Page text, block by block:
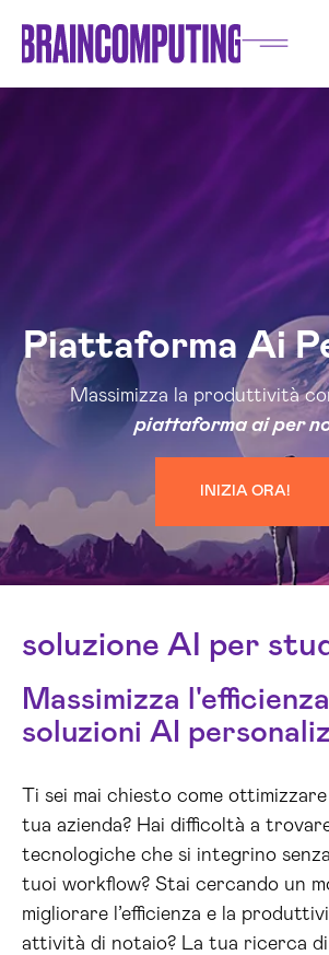
Piattaforma Ai
Massimizza la produttività
piattaforma ai per
INIZIA ORA!
soluzione AI per
Massimizza
soluzioni AI
Ti sei mai chiesto come
tua azienda? Hai difficoltà a
tecnologiche che si integrino
tuoi workflow? Stai cercando un
migliorare l’efficienza e la
attività di notaio? La tua ricerca di